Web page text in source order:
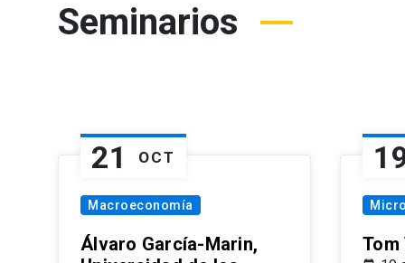
Seminarios
21 OCT
Macroeconomía
Álvaro García-Marin,
Tom